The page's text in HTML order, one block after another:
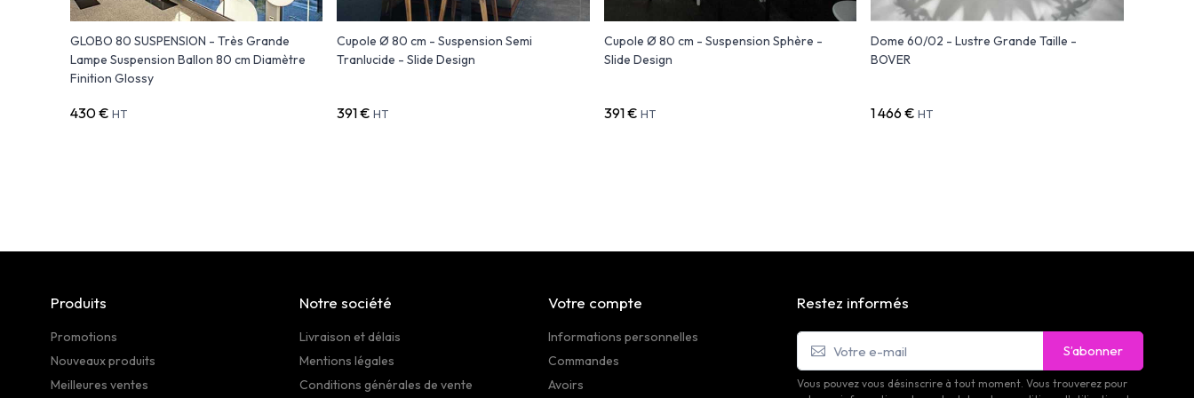
GLOBO 80 SUSPENSION - Très Grande
Lampe Suspension Ballon 80 cm Diamètre
Finition Glossy
430 € HT
Cupole Ø 80 cm - Suspension Semi
Tranlucide - Slide Design
391 € HT
Cupole Ø 80 cm - Suspension Sphère -
Slide Design
391 € HT
Dome 60/02 - Lustre Grande Taille -
BOVER
1 466 € HT
Produits
Promotions
Nouveaux produits
Meilleures ventes
Notre société
Livraison et délais
Mentions légales
Conditions générales de vente
Votre compte
Informations personnelles
Commandes
Avoirs
Restez informés
S’abonner
Vous pouvez vous désinscrire à tout moment. Vous trouverez pour